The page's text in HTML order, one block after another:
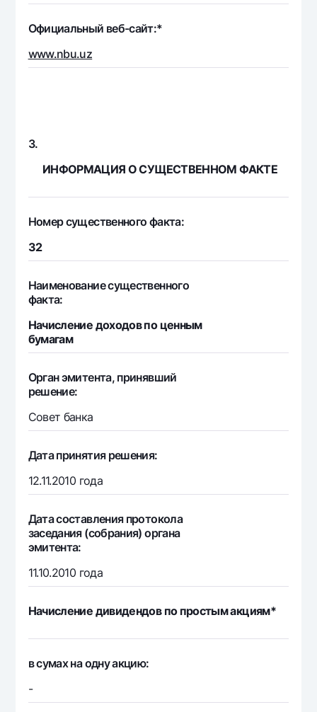
Официальный веб-сайт:*
www.nbu.uz
3.
ИНФОРМАЦИЯ О СУЩЕСТВЕННОМ ФАКТЕ
Номер существенного факта:
32
Наименование существенного
факта:
Начисление доходов по ценным
бумагам
Орган эмитента, принявший
решение:
Совет банка
Дата принятия решения:
12.11.2010 года
Дата составления протокола
заседания (собрания) органа
эмитента:
11.10.2010 года
Начисление дивидендов по простым акциям*
в сумах на одну акцию:
-